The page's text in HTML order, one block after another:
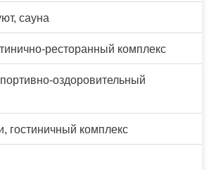
сауна
ресторанный комплекс
оздоровительный
гостиничный комплекс